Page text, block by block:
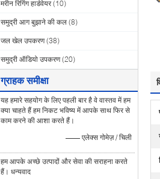
मरीन रिगिंग हार्डवेयर (10)
समुद्री आग बुझाने की कल (8)
जल खेल उपकरण (38)
समुद्री ऑडियो उपकरण (20)
ग्राहक समीक्षा
यह हमारे सहयोग के लिए पहली बार है वे वास्तव में हम
क्या चाहते हैं हम निकट भविष्य में आपके साथ फिर से
काम करने की आशा करते हैं।
—— एलेक्स गोमेज़ / चिली
हम आपके अच्छे उत्पादों और सेवा की सराहना करते
हैं। धन्यवाद